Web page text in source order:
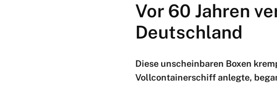
Vor 60 Jahren
Deutschland
Diese unscheinbaren Boxen
Vollcontainerschiff anlegte,